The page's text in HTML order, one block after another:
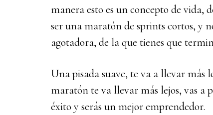
manera esto es un concepto de vida,
ser una maratón de sprints cortos, y
agotadora, de la que tienes que
Una pisada suave, te va a llevar más
maratón te va llevar más lejos, vas a
éxito y serás un mejor emprendedor.